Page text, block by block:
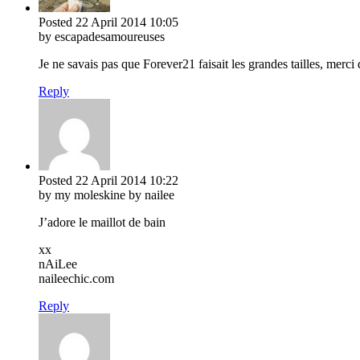
Posted 22 April 2014 10:05
by escapadesamoureuses
Je ne savais pas que Forever21 faisait les grandes tailles, merci
Reply
Posted 22 April 2014 10:22
by my moleskine by nailee
J’adore le maillot de bain
xx
nAiLee
naileechic.com
Reply